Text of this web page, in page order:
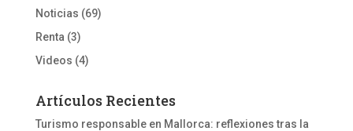
Noticias (69)
Renta (3)
Videos (4)
Artículos Recientes
Turismo responsable en Mallorca: reflexiones tras la